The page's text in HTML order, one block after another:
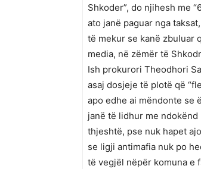
Shkoder”, do njihesh me
ato janë paguar nga
të mekur se kanë zbuluar
media, në zëmër të
Ish prokurori Theodhori
asaj dosjeje të plotë që
apo edhe ai mëndonte se
janë të lidhur me
thjeshtë, pse nuk hapet
se ligji antimafia nuk po
të vegjël nëpër komuna e